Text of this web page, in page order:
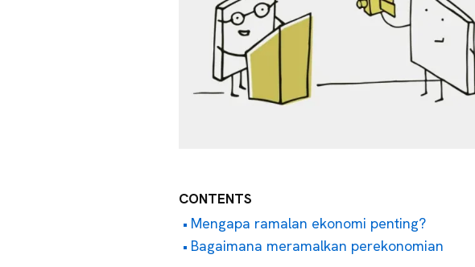
CONTENTS
Mengapa ramalan ekonomi penting?
Bagaimana meramalkan perekonomian